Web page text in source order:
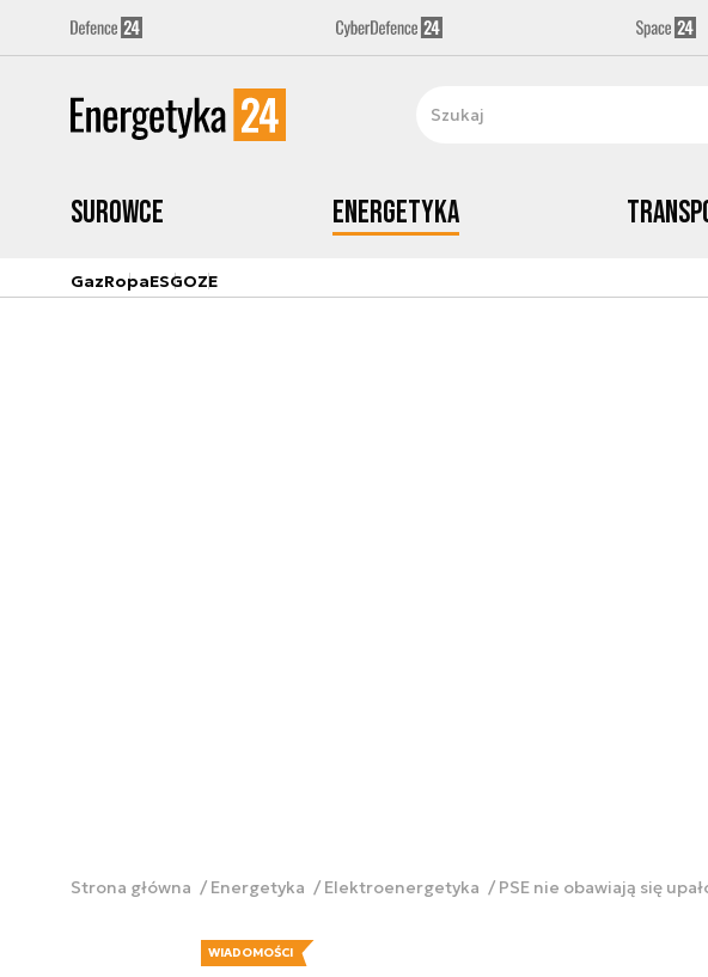
Surowce Energetyka
GazRopaESGOZE
Strona główna Energetyka Elektroenergetyka PSE nie obawiają się
WIADOMOŚCI